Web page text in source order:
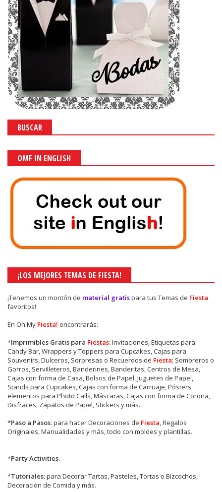
BUSCAR
OMF IN ENGLISH
¡LOS MEJORES TEMAS DE FIESTA!
¡Tenemos un montón de material gratispara tus Temas de Fiesta
favoritos!
En Oh My Fiesta! encontrarás:
*Imprimibles Gratis para Fiestas: Invitaciones, Etiquetas para
Candy Bar, Wrappers y Toppers para Cupcakes, Cajas para
Souvenirs, Dulceros, Sorpresas o Recuerdos de Fiesta; Sombreros o
Gorros, Servilleteros, Banderines, Banderitas, Centros de Mesa,
Cajas con forma de Casa, Bolsos de Papel, Juguetes de Papel,
Stands para Cupcakes, Cajas con forma de Carruaje, Pósters,
elementos para Photo Calls, Máscaras, Cajas con forma de Corona,
Disfraces, Zapatos de Papel, Stickers y más.
*Paso a Pasos: para hacer Decoraciones de Fiesta , Regalos
Originales, Manualidades y más, todo con moldes y plantillas.
*Party Activities.
*Tutoriales: para Decorar Tartas, Pasteles, Tortas o Bizcochos,
Decoración de Comida y más.